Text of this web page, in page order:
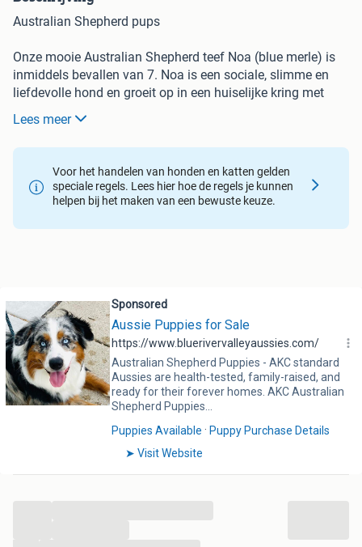
Australian Shepherd pups
Onze mooie Australian Shepherd teef Noa (blue merle) is
inmiddels bevallen van 7. Noa is een sociale, slimme en
liefdevolle hond en groeit op in een huiselijke kring met
Noa is volledig gezond verklaarde hond en heeft een
gezondheidscontrole gehad. Ze verkeert in een goede
conditie.
pups, voorzien worden van de benodigde controles en
verzorging.
Bij serieuze interesse of vragen mag je altijd contact
opnemen.
Bij de verkopers informatie in mijn account word
aangegeven dat ik een zakelijke verkoper ben, dit is niet het
geval. Iemand heeft dit ooit aangevinkt in mijn account en
Lees meer
Voor het handelen van honden en katten gelden
speciale regels. Lees hier hoe de regels je kunnen
helpen bij het maken van een bewuste keuze.